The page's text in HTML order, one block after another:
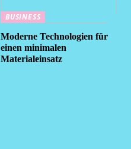
BUSINESS
Moderne Technologien für
einen minimalen
Materialeinsatz